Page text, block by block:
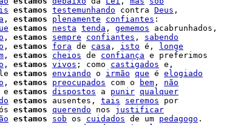
estamos testemunhando contra Deus ,
, estamos plenamente confiantes :
estamos nesta tenda , gememos acabrunhados,
, estamos sempre confiantes , sabendo
, estamos fora de casa , isto é,
longe
, estamos cheios de confiança e preferimos
, estamos vivos ; como castigados e,
estamos enviando o irmão que é elogiado
, estamos preocupados com o bem , não
estamos dispostos a punir qualquer
estamos ausentes, tais seremos por
estamos querendo nos justificar
estamos sob os cuidados de um pedagogo .